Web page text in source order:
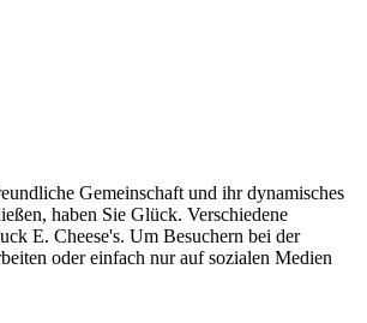
Gemeinschaft und ihr dynamisches
haben Sie Glück. Verschiedene
E. Cheese's. Um Besuchern bei der
oder einfach nur auf sozialen Medien